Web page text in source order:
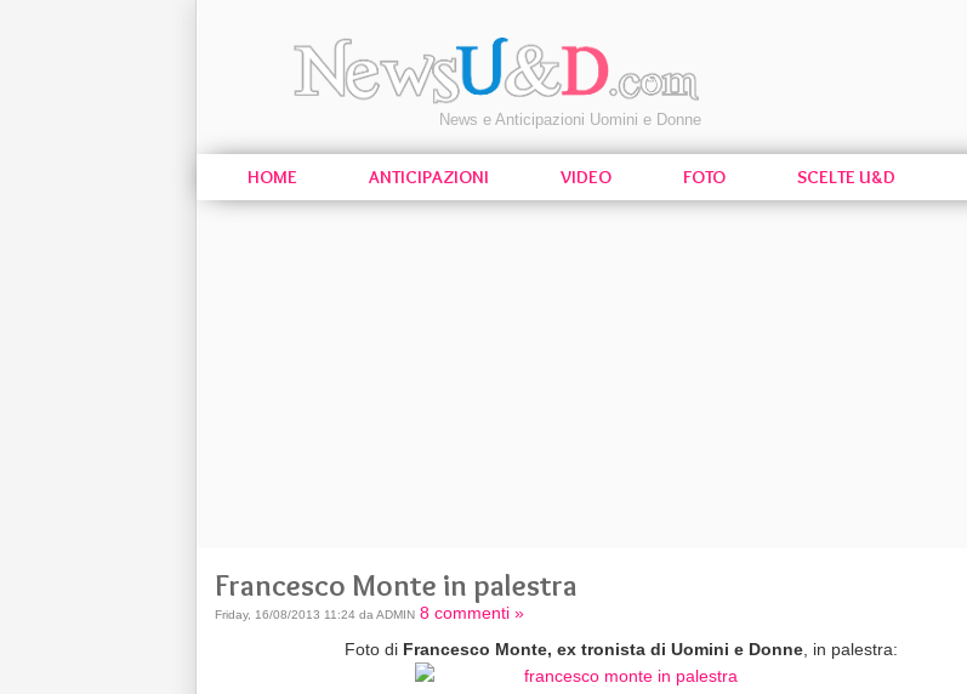
News e Anticipazioni Uomini e Donne
HOME ANTICIPAZIONI VIDEO FOTO SCELTE U&D
Francesco Monte in palestra
Friday, 16/08/2013 11:24 da ADMIN 8 commenti »
Foto di Francesco Monte, ex tronista di Uomini e Donne , in palestra: